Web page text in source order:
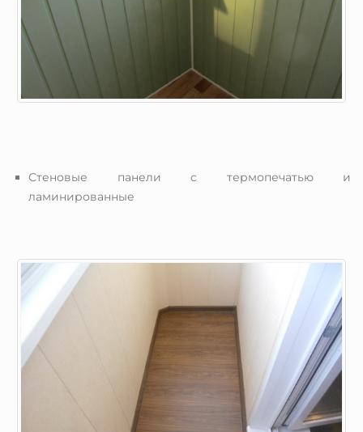
Стеновые панели с термопечатью и
ламинированные